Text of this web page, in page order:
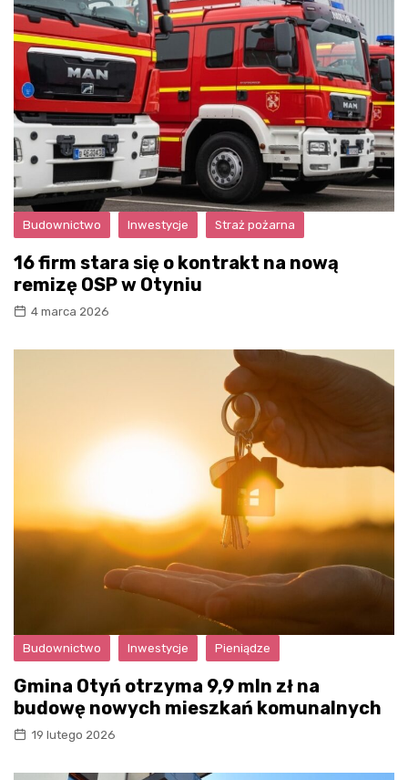
Budownictwo Inwestycje Straż pożarna
16 firm stara się o kontrakt na nową
remizę OSP w Otyniu
4 marca 2026
Budownictwo Inwestycje Pieniądze
Gmina Otyń otrzyma 9,9 mln zł na
budowę nowych mieszkań komunalnych
19 lutego 2026